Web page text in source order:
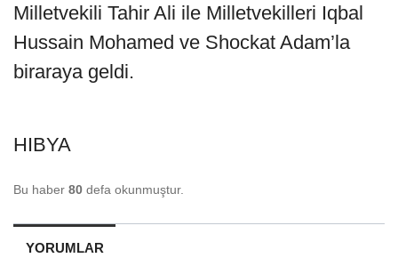
Milletvekili Tahir Ali ile Milletvekilleri Iqbal
Hussain Mohamed ve Shockat Adam’la
biraraya geldi.
HIBYA
Bu haber 80 defa okunmuştur.
YORUMLAR